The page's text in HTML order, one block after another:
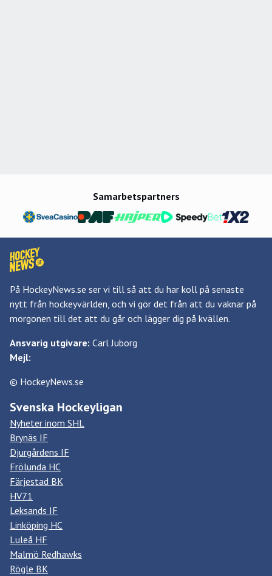
Samarbetspartners
På HockeyNews.se ser vi till så att du har koll på senaste
nytt från hockeyvärlden, och vi gör det från att du vaknar på
morgonen till det att du går och lägger dig på kvällen.
Ansvarig utgivare: Carl Juborg
Mejl:
© HockeyNews.se
Svenska Hockeyligan
Nyheter inom SHL
Brynäs IF
Djurgårdens IF
Frölunda HC
Färjestad BK
HV71
Leksands IF
Linköping HC
Luleå HF
Malmö Redhawks
Rögle BK